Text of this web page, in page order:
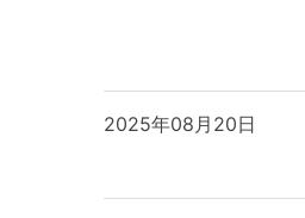
2025年08月20日